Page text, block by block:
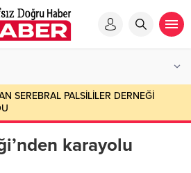
SEREBRAL PALSİLİLER DERNEĞİ
karayolu